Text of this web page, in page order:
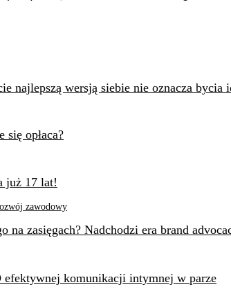
najlepszą wersją siebie nie oznacza bycia
się opłaca?
już 17 lat!
zawodowy
na zasięgach? Nadchodzi era brand
efektywnej komunikacji intymnej w parze